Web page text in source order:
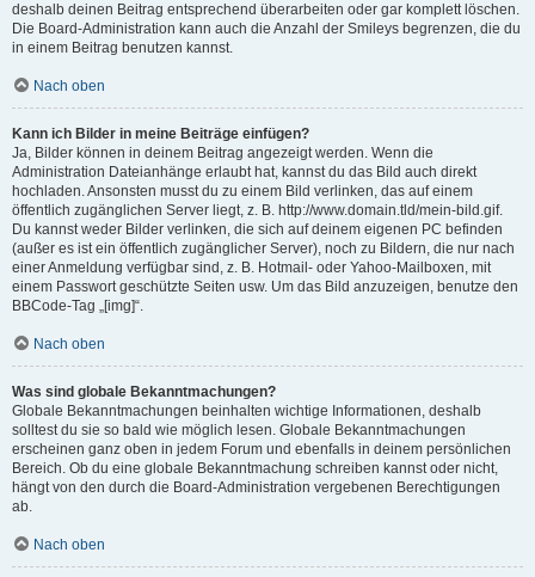
deshalb deinen Beitrag entsprechend überarbeiten oder gar komplett löschen.
Die Board-Administration kann auch die Anzahl der Smileys begrenzen, die du
in einem Beitrag benutzen kannst.
Nach oben
Kann ich Bilder in meine Beiträge einfügen?
Ja, Bilder können in deinem Beitrag angezeigt werden. Wenn die
Administration Dateianhänge erlaubt hat, kannst du das Bild auch direkt
hochladen. Ansonsten musst du zu einem Bild verlinken, das auf einem
öffentlich zugänglichen Server liegt, z. B. http://www.domain.tld/mein-bild.gif.
Du kannst weder Bilder verlinken, die sich auf deinem eigenen PC befinden
(außer es ist ein öffentlich zugänglicher Server), noch zu Bildern, die nur nach
einer Anmeldung verfügbar sind, z. B. Hotmail- oder Yahoo-Mailboxen, mit
einem Passwort geschützte Seiten usw. Um das Bild anzuzeigen, benutze den
BBCode-Tag „[img]“.
Nach oben
Was sind globale Bekanntmachungen?
Globale Bekanntmachungen beinhalten wichtige Informationen, deshalb
solltest du sie so bald wie möglich lesen. Globale Bekanntmachungen
erscheinen ganz oben in jedem Forum und ebenfalls in deinem persönlichen
Bereich. Ob du eine globale Bekanntmachung schreiben kannst oder nicht,
hängt von den durch die Board-Administration vergebenen Berechtigungen
ab.
Nach oben